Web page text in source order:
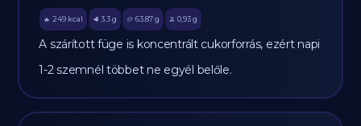
🔥 249 kcal 🥩 3.3 g 🥔 63.87g 🫒 0,93 g
A szárított füge is koncentrált cukorforrás, ezért napi
1-2 szemnél többet ne egyél belőle.